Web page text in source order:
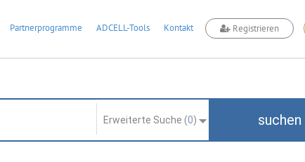
Partnerprogramme ADCELL-Tools Kontakt Registrieren
Erweiterte Suche (0) suchen